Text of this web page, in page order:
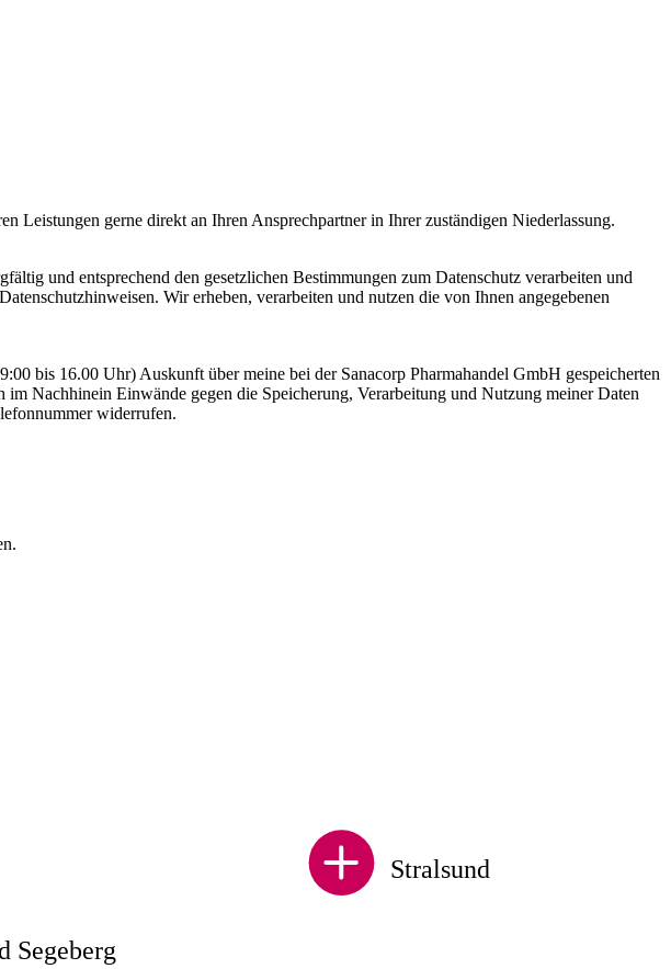
Leistungen gerne direkt an Ihren Ansprechpartner in Ihrer zuständigen Niederlassung.
und entsprechend den gesetzlichen Bestimmungen zum Datenschutz verarbeiten und
Wir erheben, verarbeiten und nutzen die von Ihnen angegebenen
bis 16.00 Uhr) Auskunft über meine bei der Sanacorp Pharmahandel GmbH gespeicherten
Nachhinein Einwände gegen die Speicherung, Verarbeitung und Nutzung meiner Daten
widerrufen.
Stralsund
Segeberg